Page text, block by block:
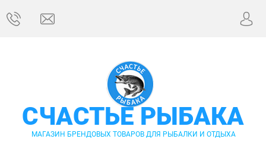
СЧАСТЬЕ РЫБАКА
МАГАЗИН БРЕНДОВЫХ ТОВАРОВ ДЛЯ РЫБАЛКИ И ОТДЫХА